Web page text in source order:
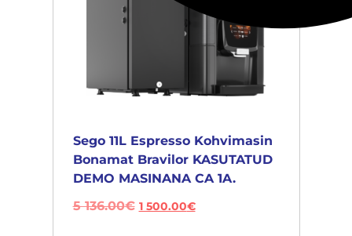
Sego 11L Espresso Kohvimasin
Bonamat Bravilor KASUTATUD
DEMO MASINANA CA 1A.
5 136.00€ 1 500.00€